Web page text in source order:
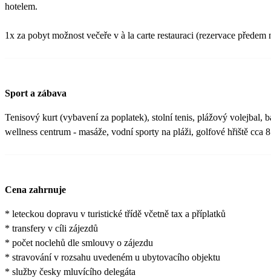
hotelem.
1x za pobyt možnost večeře v à la carte restauraci (rezervace předem
Sport a zábava
Tenisový kurt (vybavení za poplatek), stolní tenis, plážový volejbal,
wellness centrum - masáže, vodní sporty na pláži, golfové hřiště cca
Cena zahrnuje
* leteckou dopravu v turistické třídě včetně tax a příplatků
* transfery v cíli zájezdů
* počet noclehů dle smlouvy o zájezdu
* stravování v rozsahu uvedeném u ubytovacího objektu
* služby česky mluvícího delegáta